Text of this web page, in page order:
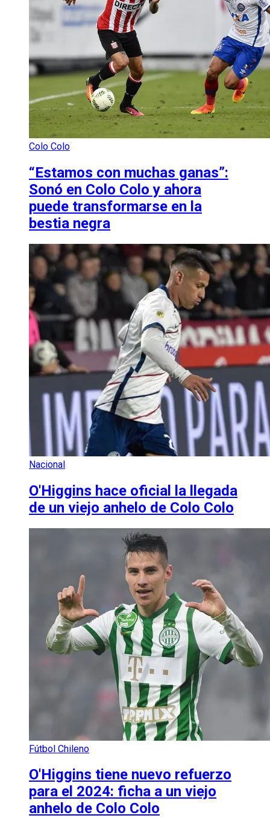
Colo Colo
“Estamos con muchas ganas”:
Sonó en Colo Colo y ahora
puede transformarse en la
bestia negra
Nacional
O'Higgins hace oficial la llegada
de un viejo anhelo de Colo Colo
Fútbol Chileno
O'Higgins tiene nuevo refuerzo
para el 2024: ficha a un viejo
anhelo de Colo Colo